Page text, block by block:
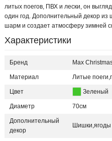
литых поегов, ПВХ и лески, он
один год. Дополнительный декор из
шарм и создает атмосферу зимней
Характеристики
Бренд Max
Материал Литые
Цвет Зеленый
Диаметр 70см
Дополнительный
декор
Шишки,ягоды